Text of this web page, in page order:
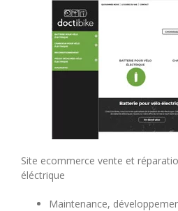
Site ecommerce vente et
éléctrique
Maintenance,